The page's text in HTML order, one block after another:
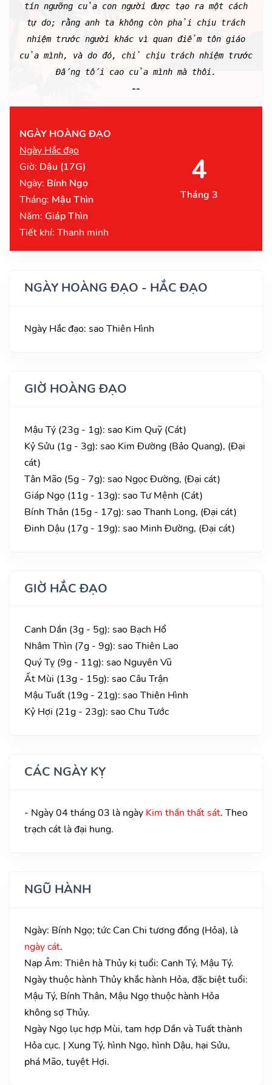
tín ngưỡng của con người được tạo ra một cách
tự do; rằng anh ta không còn phải chịu trách
nhiệm trước người khác vì quan điểm tôn giáo
của mình, và do đó, chỉ chịu trách nhiệm trước
Đấng tối cao của mình mà thôi.
--
NGÀY HOÀNG ĐẠO
Ngày Hắc đạo
Giờ: Dậu (17G)
Ngày: Bính Ngọ
Tháng: Mậu Thìn
Năm: Giáp Thìn
Tiết khí: Thanh minh
4
Tháng 3
NGÀY HOÀNG ĐẠO - HẮC ĐẠO
Ngày Hắc đạo: sao Thiên Hình
GIỜ HOÀNG ĐẠO
Mậu Tý (23g - 1g): sao Kim Quỹ (Cát)
Kỷ Sửu (1g - 3g): sao Kim Đường (Bảo Quang), (Đại
cát)
Tân Mão (5g - 7g): sao Ngọc Đường, (Đại cát)
Giáp Ngọ (11g - 13g): sao Tư Mệnh (Cát)
Bính Thân (15g - 17g): sao Thanh Long, (Đại cát)
Đinh Dậu (17g - 19g): sao Minh Đường, (Đại cát)
GIỜ HẮC ĐẠO
Canh Dần (3g - 5g): sao Bạch Hổ
Nhâm Thìn (7g - 9g): sao Thiên Lao
Quý Tỵ (9g - 11g): sao Nguyên Vũ
Ất Mùi (13g - 15g): sao Câu Trận
Mậu Tuất (19g - 21g): sao Thiên Hình
Kỷ Hợi (21g - 23g): sao Chu Tước
CÁC NGÀY KỴ
- Ngày 04 tháng 03 là ngày Kim thần thất sát. Theo
trạch cát là đại hung.
NGŨ HÀNH
Ngày: Bính Ngọ; tức Can Chi tương đồng (Hỏa), là
ngày cát.
Nạp Âm: Thiên hà Thủy kị tuổi: Canh Tý, Mậu Tý.
Ngày thuộc hành Thủy khắc hành Hỏa, đặc biệt tuổi:
Mậu Tý, Bính Thân, Mậu Ngọ thuộc hành Hỏa
không sợ Thủy.
Ngày Ngọ lục hợp Mùi, tam hợp Dần và Tuất thành
Hỏa cục. | Xung Tý, hình Ngọ, hình Dậu, hại Sửu,
phá Mão, tuyệt Hợi.